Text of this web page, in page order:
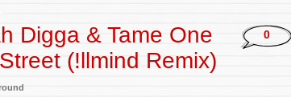
Digga & Tame One
(!llmind Remix)
0